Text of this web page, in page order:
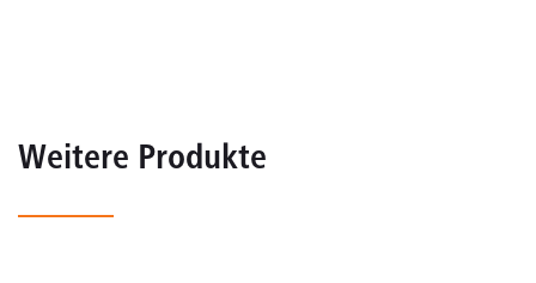
Weitere Produkte